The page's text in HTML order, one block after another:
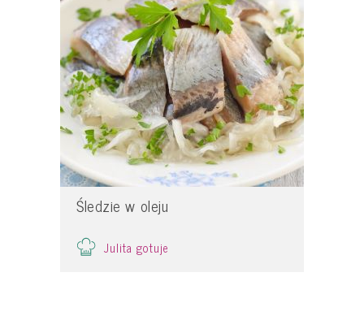
Śledzie w oleju
Julita gotuje